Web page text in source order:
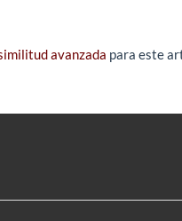
avanzada para este